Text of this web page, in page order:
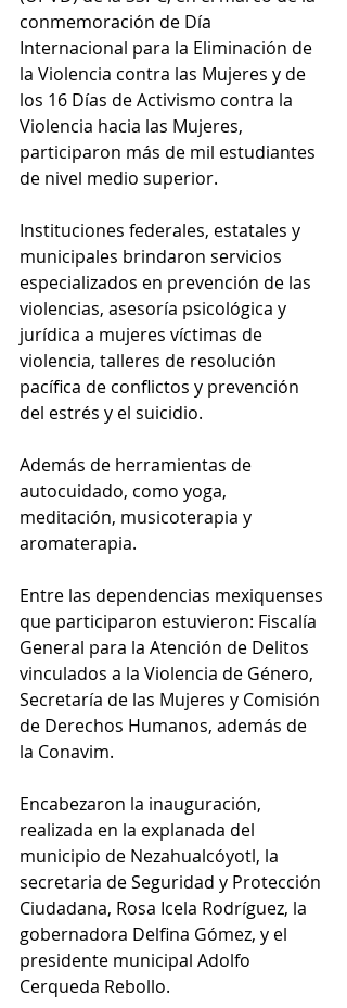
conmemoración de Día
Internacional para la Eliminación de
la Violencia contra las Mujeres y de
los 16 Días de Activismo contra la
Violencia hacia las Mujeres,
participaron más de mil estudiantes
de nivel medio superior.
Instituciones federales, estatales y
municipales brindaron servicios
especializados en prevención de las
violencias, asesoría psicológica y
jurídica a mujeres víctimas de
violencia, talleres de resolución
pacífica de conflictos y prevención
del estrés y el suicidio.
Además de herramientas de
autocuidado, como yoga,
meditación, musicoterapia y
aromaterapia.
Entre las dependencias mexiquenses
que participaron estuvieron: Fiscalía
General para la Atención de Delitos
vinculados a la Violencia de Género,
Secretaría de las Mujeres y Comisión
de Derechos Humanos, además de
la Conavim.
Encabezaron la inauguración,
realizada en la explanada del
municipio de Nezahualcóyotl, la
secretaria de Seguridad y Protección
Ciudadana, Rosa Icela Rodríguez, la
gobernadora Delfina Gómez, y el
presidente municipal Adolfo
Cerqueda Rebollo.